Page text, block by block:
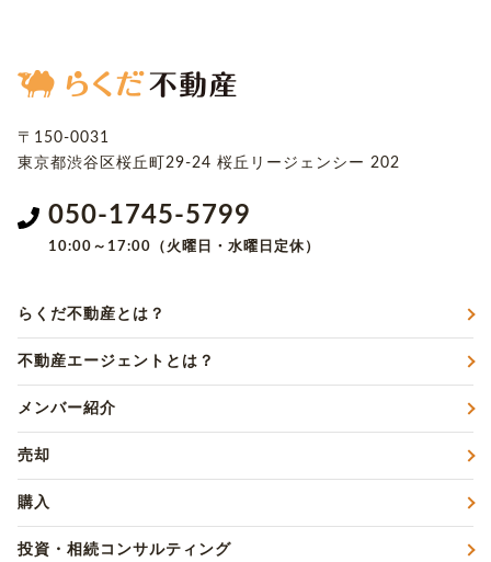
〒150-0031
東京都渋谷区桜丘町29-24 桜丘リージェンシー 202
050-1745-5799
10:00～17:00（火曜日・水曜日定休）
らくだ不動産とは？
不動産エージェントとは？
メンバー紹介
売却
購入
投資・相続コンサルティング